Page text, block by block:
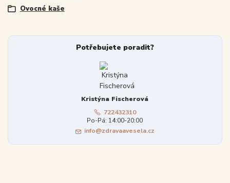
Ovocné kaše
Potřebujete poradit?
Kristýna Fischerová
722432310
Po-Pá: 14:00-20:00
info@zdravaavesela.cz